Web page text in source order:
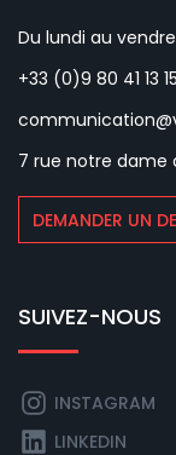
Du lundi au
+33 (0)9 80 41 13 15
7 rue notre dame
DEMANDER UN
SUIVEZ-NOUS
INSTAGRAM
LINKEDIN